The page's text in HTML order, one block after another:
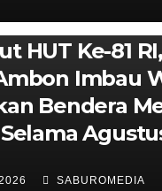
POLITIK & PEMERINTAHAN
HUT Ke-81
Imbau
Bendera
SABUROMEDIA
& OLAHRAGA THE MOLUCCAS